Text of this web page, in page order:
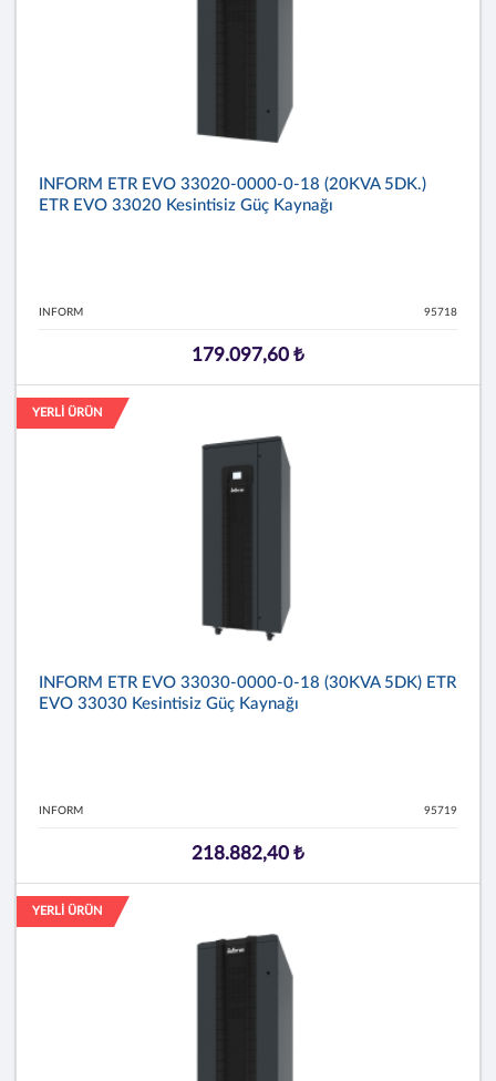
INFORM ETR EVO 33020-0000-0-18 (20KVA 5DK.)
ETR EVO 33020 Kesintisiz Güç Kaynağı
INFORM 95718
179.097,60 ₺
YERLİ ÜRÜN
INFORM ETR EVO 33030-0000-0-18 (30KVA 5DK) ETR
EVO 33030 Kesintisiz Güç Kaynağı
INFORM 95719
218.882,40 ₺
YERLİ ÜRÜN